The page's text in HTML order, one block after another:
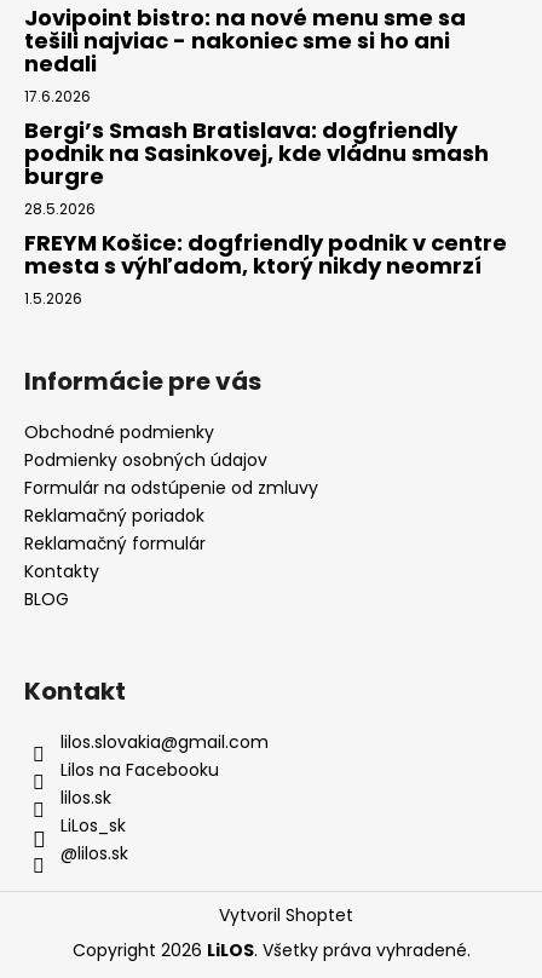
Jovipoint bistro: na nové menu sme sa
tešili najviac - nakoniec sme si ho ani
nedali
17.6.2026
Bergi’s Smash Bratislava: dogfriendly
podnik na Sasinkovej, kde vládnu smash
burgre
28.5.2026
FREYM Košice: dogfriendly podnik v centre
mesta s výhľadom, ktorý nikdy neomrzí
1.5.2026
Informácie pre vás
Obchodné podmienky
Podmienky osobných údajov
Formulár na odstúpenie od zmluvy
Reklamačný poriadok
Reklamačný formulár
Kontakty
BLOG
Kontakt
lilos.slovakia@gmail.com
Lilos na Facebooku
lilos.sk
LiLos_sk
@lilos.sk
Vytvoril Shoptet
Copyright 2026 LiLOS. Všetky práva vyhradené.